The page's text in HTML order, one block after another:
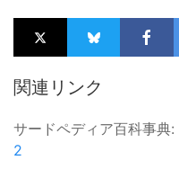
関連リンク
サードペディア百科事典:
2